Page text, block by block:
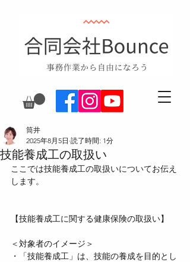
技能養成工の取扱い
筒井
2025年8月5日 読了時間: 1分
ここでは技能養成工の取扱いについてお伝え
します。
【技能養成工に関する健康保険の取扱い】
＜対象者のイメージ＞
・「技能養成工」は、技能の養成を目的とし